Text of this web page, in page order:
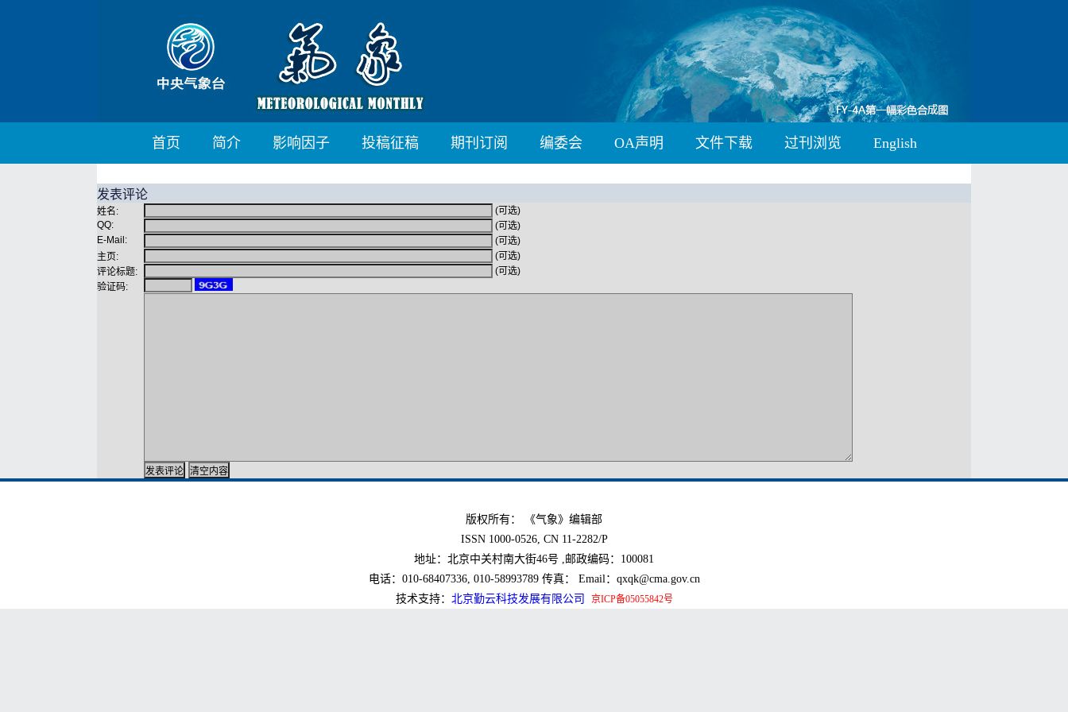
首页 简介 影响因子 投稿征稿 期刊订阅 编委会 OA声明 文件下载 过刊浏览 English
发表评论
姓名:
(可选)
QQ:
(可选)
E-Mail:
(可选)
主页:
(可选)
评论标题:
(可选)
验证码:
版权所有： 《气象》编辑部
ISSN 1000-0526, CN 11-2282/P
地址：北京中关村南大街46号 ,邮政编码：100081
电话：010-68407336, 010-58993789 传真： Email：qxqk@cma.gov.cn
技术支持： 北京勤云科技发展有限公司 京ICP备05055842号